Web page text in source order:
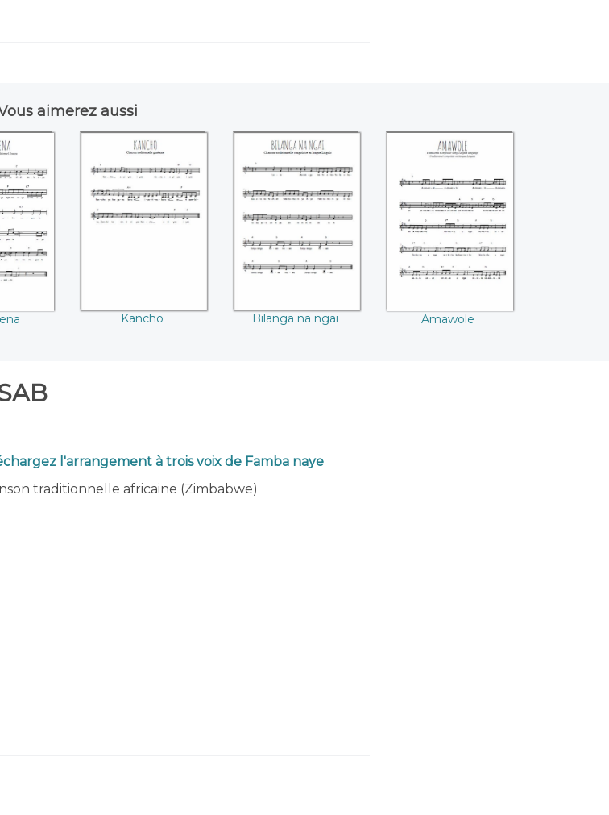
aimerez aussi
Kancho
Kancho
Bilanga na ngai
Bilanga na ngai
Amawole
Amawole
l'arrangement à trois voix de Famba naye
traditionnelle africaine (Zimbabwe)